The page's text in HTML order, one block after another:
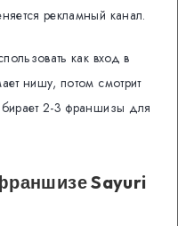
рекламный канал.
как вход в
нишу, потом смотрит
2-3 франшизы для
Sayuri